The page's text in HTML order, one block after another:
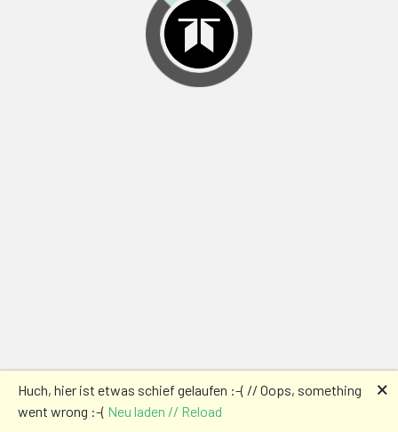
Huch, hier ist etwas schief gelaufen :-( // Oops, something
went wrong :-( Neu laden // Reload
🗙